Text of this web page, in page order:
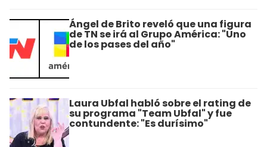
Ángel de Brito reveló que una figura
de TN se irá al Grupo América: "Uno
de los pases del año"
Laura Ubfal habló sobre el rating de
su programa "Team Ubfal" y fue
contundente: "Es durísimo"